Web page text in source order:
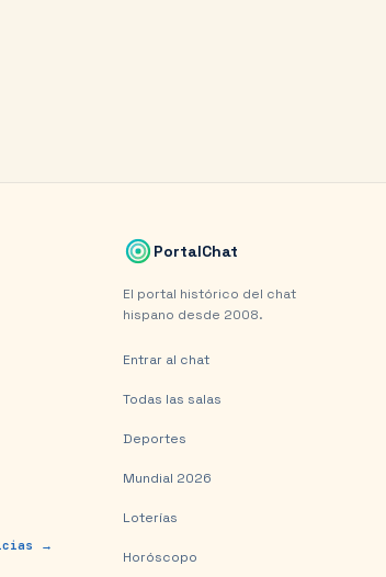
→
PortalChat
El portal histórico del chat
hispano desde 2008.
Entrar al chat
Todas las salas
Deportes
Mundial 2026
Loterías
Horóscopo